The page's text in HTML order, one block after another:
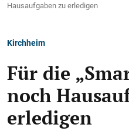
Hausaufgaben zu erledigen
Kirchheim
Für die
noch
erledigen